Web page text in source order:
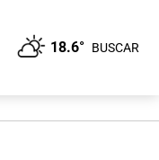
18.6° BUSCAR